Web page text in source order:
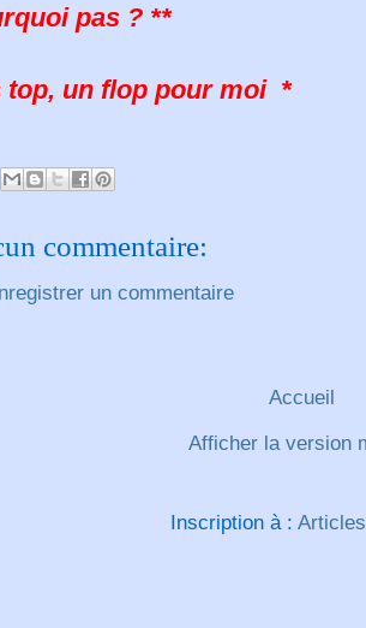
pas ? **
top, un flop pour moi *
commentaire:
un commentaire
Accueil
Afficher la version
Inscription à :